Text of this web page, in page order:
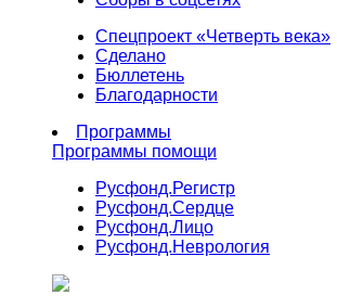
Спецпроект «Четверть века»
Сделано
Бюллетень
Благодарности
Программы
Программы помощи
Русфонд.Регистр
Русфонд.Сердце
Русфонд.Лицо
Русфонд.Неврология